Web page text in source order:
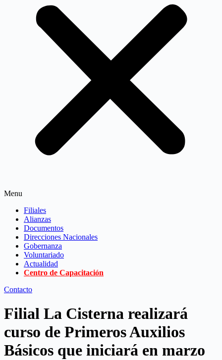
Menu
Filiales
Alianzas
Documentos
Direcciones Nacionales
Gobernanza
Voluntariado
Actualidad
Centro de Capacitación
Contacto
Filial La Cisterna realizará
curso de Primeros Auxilios
Básicos que iniciará en marzo